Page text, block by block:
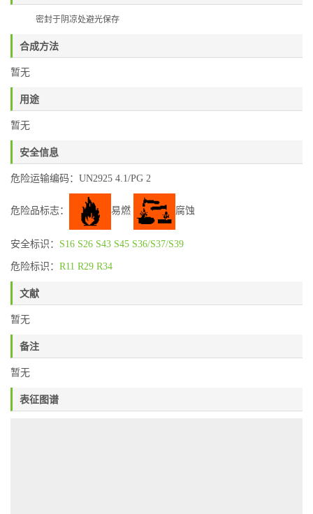
密封于阴凉处避光保存
合成方法
暂无
用途
暂无
安全信息
危险运输编码：UN2925 4.1/PG 2
危险品标志： 易燃 腐蚀
安全标识： S16 S26 S43 S45 S36/S37/S39
危险标识： R11 R29 R34
文献
暂无
备注
暂无
表征图谱